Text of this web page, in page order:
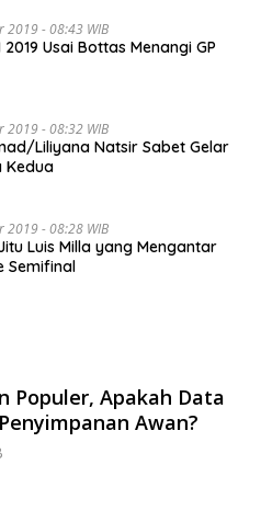
2019 - 08:43 WIB
2019 Usai Bottas Menangi GP
2019 - 08:32 WIB
Liliyana Natsir Sabet Gelar
Kedua
2019 - 08:28 WIB
Luis Milla yang Mengantar
Semifinal
Populer, Apakah Data
Awan?